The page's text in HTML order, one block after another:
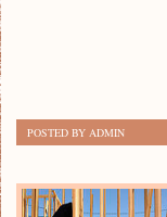
POSTED BY ADMIN